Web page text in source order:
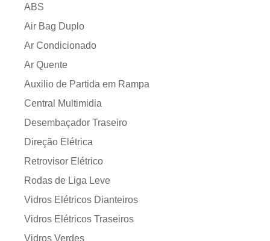
ABS
Air Bag Duplo
Ar Condicionado
Ar Quente
Auxilio de Partida em Rampa
Central Multimidia
Desembaçador Traseiro
Direção Elétrica
Retrovisor Elétrico
Rodas de Liga Leve
Vidros Elétricos Dianteiros
Vidros Elétricos Traseiros
Vidros Verdes